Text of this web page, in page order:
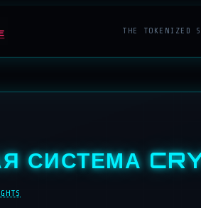
THE TOKENIZED
СИСТЕМА